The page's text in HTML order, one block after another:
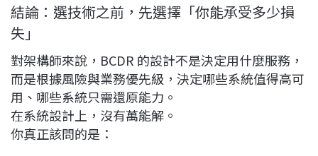
結論：選技術之前，先選擇「你能承受多少損
失」
對架構師來說，BCDR 的設計不是決定用什麼服務，
而是根據風險與業務優先級，決定哪些系統值得高可
用、哪些系統只需還原能力。
在系統設計上，沒有萬能解。
你真正該問的是：